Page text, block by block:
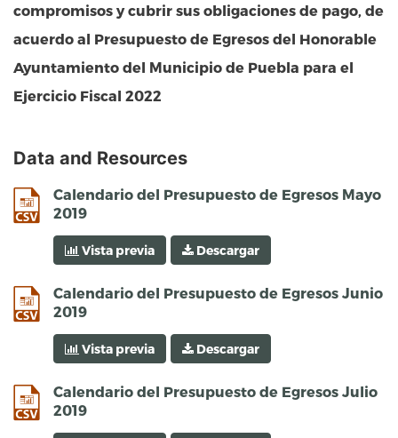
compromisos y cubrir sus obligaciones de pago, de
acuerdo al Presupuesto de Egresos del Honorable
Ayuntamiento del Municipio de Puebla para el
Ejercicio Fiscal 2022
Data and Resources
Calendario del Presupuesto de Egresos Mayo
2019
csv
Vista previa Descargar
Calendario del Presupuesto de Egresos Junio
2019
csv
Vista previa Descargar
Calendario del Presupuesto de Egresos Julio
2019
csv